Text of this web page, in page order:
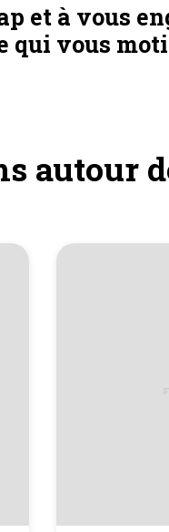
et à vous
qui vous
autour